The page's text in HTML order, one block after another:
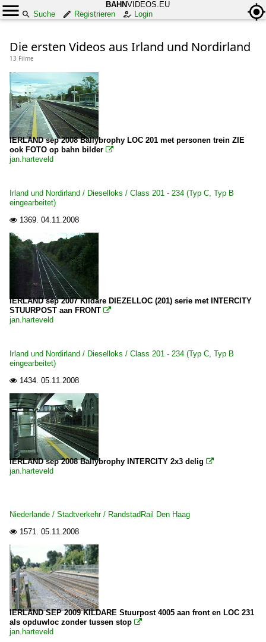
BAHNVIDEOS.EU
Suche
Registrieren Login
Die ersten Videos aus Irland und Nordirland
13 Filme
IERLAND sep 2008 Ballybrophy LOC 201 met personen trein ZIE
ook FOTO op bahn bilder 
jan.harteveld
Irland und Nordirland / Dieselloks / Class 201 - 234 (Typ C, Typ B
eingearbeitet)
 1369. 04.11.2008
IERLAND sep 2007 Kildare DIEZELLOC (201) serie met INTERCITY
STUURPOST aan FRONT 
jan.harteveld
Irland und Nordirland / Dieselloks / Class 201 - 234 (Typ C, Typ B
eingearbeitet)
 1434. 05.11.2008
IERLAND sep 2008 Ballybrophy INTERCITY 2x3 delig 
jan.harteveld
Niederlande / Stadtverkehr / RandstadRail Den Haag
 1571. 05.11.2008
IERLAND SEP 2009 KILDARE Stuurpost 4005 aan front en LOC 231
als opduwloc zonder tussen stop 
jan.harteveld